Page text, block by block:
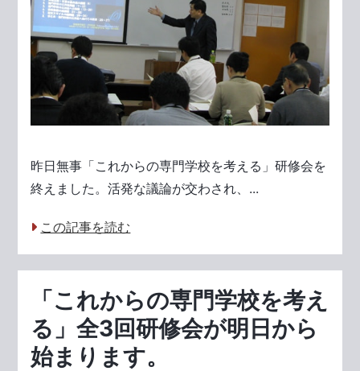
昨日無事「これからの専門学校を考える」研修会を
終えました。活発な議論が交わされ、...
この記事を読む
「これからの専門学校を考え
る」全3回研修会が明日から
始まります。